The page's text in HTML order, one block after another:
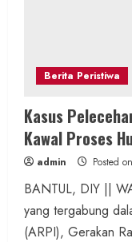
Berita Peristiwa
Kasus
Kawal Proses
admin Posted
BANTUL, DIY ||
yang tergabung
(ARPI), Gerakan